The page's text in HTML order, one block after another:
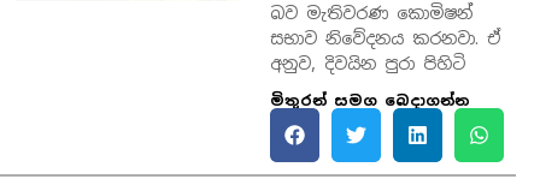
බව මැතිවරණ කොමිෂන්
සභාව නිවේදනය කරනවා. ඒ
අනුව, දිවයින පුරා පිහිටි
මිතුරන් සමග බෙදාගන්න